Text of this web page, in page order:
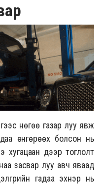
нөгөө газар луу явж
өнгөрөөх болсон нь
хугацаан дээр тоглолт
засвар луу авч яваад
гадаа эхнэр нь